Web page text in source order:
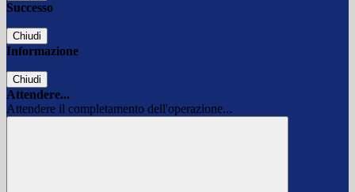
Successo
Chiudi
Informazione
Chiudi
Attendere...
Attendere il completamento dell'operazione...